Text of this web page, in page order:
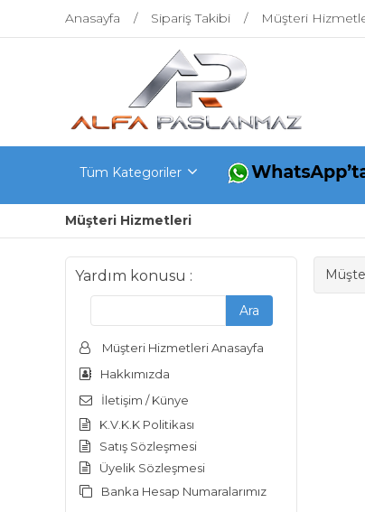
Anasayfa Sipariş Takibi Müşteri
Tüm Kategoriler
Müşteri Hizmetleri
Yardım konusu :
Müşteri Hizmetleri Anasayfa
Hakkımızda
İletişim / Künye
K.V.K.K Politikası
Satış Sözleşmesi
Üyelik Sözleşmesi
Banka Hesap Numaralarımız